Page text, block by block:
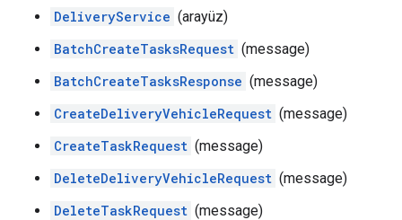
DeliveryService (arayüz)
BatchCreateTasksRequest (message)
BatchCreateTasksResponse (message)
CreateDeliveryVehicleRequest (message)
CreateTaskRequest (message)
DeleteDeliveryVehicleRequest (message)
DeleteTaskRequest (message)